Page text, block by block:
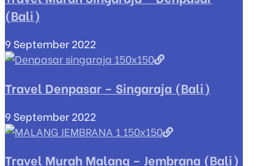
(Bali)
9 September 2022
Travel Denpasar – Singaraja (Bali)
9 September 2022
Travel Murah Malang – Jembrana (Bali)